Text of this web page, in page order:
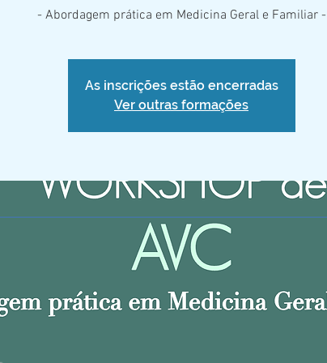
- Abordagem prática em Medicina Geral e Familiar -
As inscrições estão encerradas
Ver outras formações